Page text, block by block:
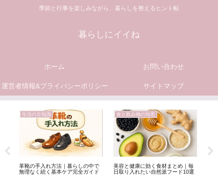
季節と行事を楽しみながら、暮らしを整えるヒント帖
暮らしにイイね
ホーム お問い合わせ
運営者情報&プライバシーポリシー サイトマップ
生活の豆知識
革靴の手入れ方法｜暮らしの中で
無理なく続く基本ケア完全ガイド
食と飲み物の知恵
美容と健康に効く食材まとめ｜毎
日取り入れたい自然派フード10選